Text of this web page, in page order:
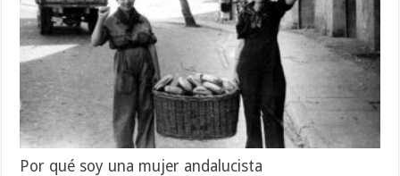
Por qué soy una mujer andalucista